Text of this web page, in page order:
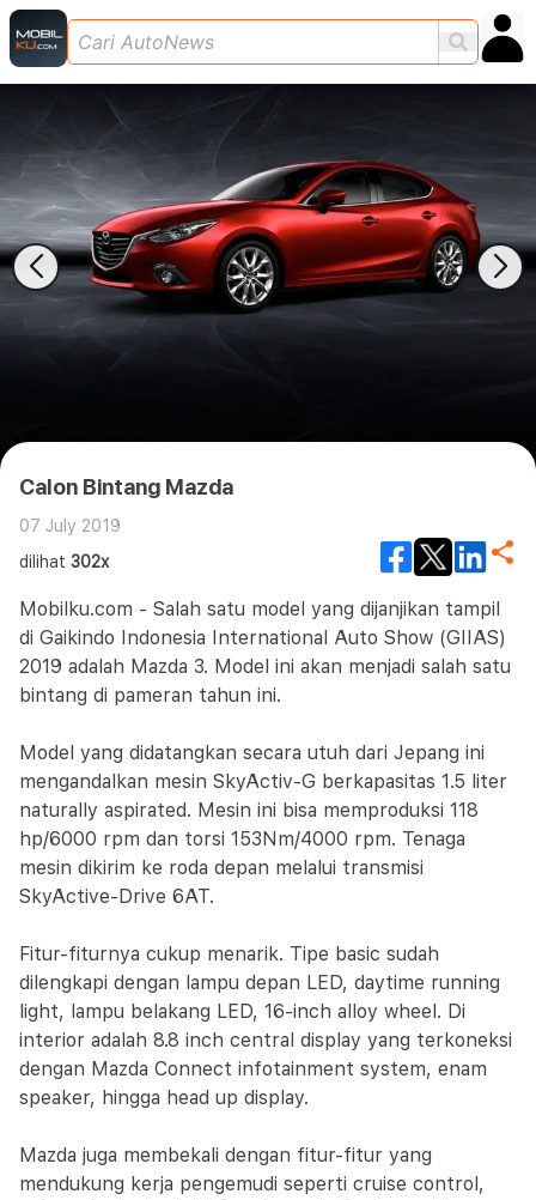
Calon Bintang Mazda
07 July 2019
dilihat 302x
Mobilku.com - Salah satu model yang dijanjikan tampil
di Gaikindo Indonesia International Auto Show (GIIAS)
2019 adalah Mazda 3. Model ini akan menjadi salah satu
bintang di pameran tahun ini.
Model yang didatangkan secara utuh dari Jepang ini
mengandalkan mesin SkyActiv-G berkapasitas 1.5 liter
naturally aspirated. Mesin ini bisa memproduksi 118
hp/6000 rpm dan torsi 153Nm/4000 rpm. Tenaga
mesin dikirim ke roda depan melalui transmisi
SkyActive-Drive 6AT.
Fitur-fiturnya cukup menarik. Tipe basic sudah
dilengkapi dengan lampu depan LED, daytime running
light, lampu belakang LED, 16-inch alloy wheel. Di
interior adalah 8.8 inch central display yang terkoneksi
dengan Mazda Connect infotainment system, enam
speaker, hingga head up display.
Mazda juga membekali dengan fitur-fitur yang
mendukung kerja pengemudi seperti cruise control,